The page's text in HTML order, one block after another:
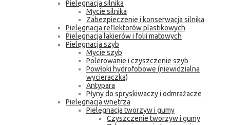
Pielęgnacja silnika
Mycie silnika
Zabezpieczenie i konserwacja silnika
Pielęgnacja reflektorów plastikowych
Pielęgnacja lakierów i folii matowych
Pielęgnacja szyb
Mycie szyb
Polerowanie i czyszczenie szyb
Powłoki hydrofobowe (niewidzialna
wycieraczka)
Antypara
Płyny do spryskiwaczy i odmrażacze
Pielęgnacja wnętrza
Pielęgnacja tworzyw i gumy
Czyszczenie tworzyw i gumy